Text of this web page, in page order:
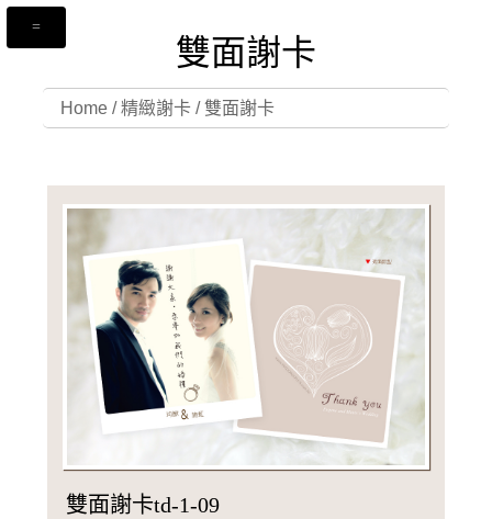
雙面謝卡
Home/精緻謝卡/雙面謝卡
雙面謝卡td-1-09